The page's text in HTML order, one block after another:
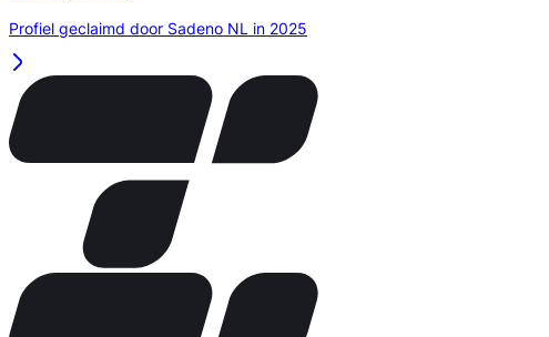
Profiel geclaimd door Sadeno NL in 2025